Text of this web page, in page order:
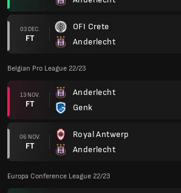
03 DEC.
FT
OFI Crete
Anderlecht
Belgian Pro League 22/23
13 NOV.
FT
Anderlecht
Genk
06 NOV.
FT
Royal Antwerp
Anderlecht
Europa Conference League 22/23